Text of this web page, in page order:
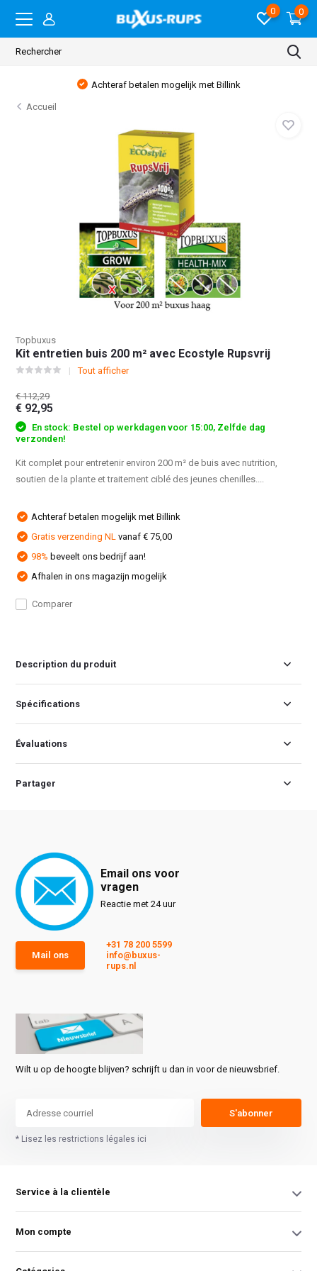
0 0
Achteraf betalen mogelijk met Billink
Accueil
Topbuxus
Kit entretien buis 200 m² avec Ecostyle Rupsvrij
Tout afficher
€ 112,29
€ 92,95
En stock: Bestel op werkdagen voor 15:00, Zelfde dag
verzonden!
Kit complet pour entretenir environ 200 m² de buis avec nutrition,
soutien de la plante et traitement ciblé des jeunes chenilles....
Achteraf betalen mogelijk met Billink
Gratis verzending NL vanaf € 75,00
98% beveelt ons bedrijf aan!
Afhalen in ons magazijn mogelijk
Comparer
Description du produit
Spécifications
Évaluations
Partager
Email ons voor
vragen
Reactie met 24 uur
Mail ons
+31 78 200 5599
info@buxus-
rups.nl
Wilt u op de hoogte blijven? schrijft u dan in voor de nieuwsbrief.
S'abonner
* Lisez les restrictions légales ici
Service à la clientèle
Mon compte